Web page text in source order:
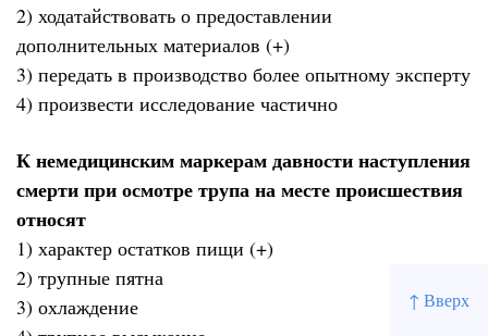
↑ Вверх
2) ходатайствовать о предоставлении
дополнительных материалов (+)
3) передать в производство более опытному эксперту
4) произвести исследование частично
К немедицинским маркерам давности наступления
смерти при осмотре трупа на месте происшествия
относят
1) характер остатков пищи (+)
2) трупные пятна
3) охлаждение